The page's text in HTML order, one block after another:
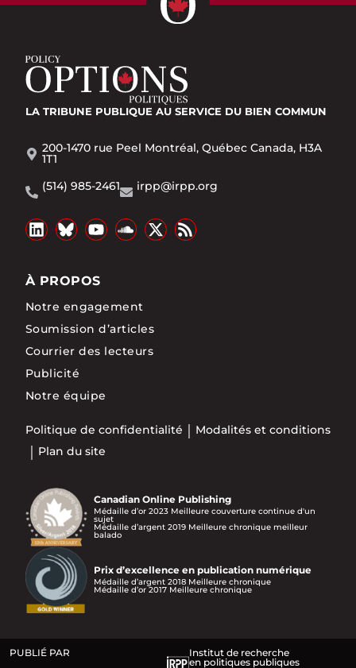
LA TRIBUNE PUBLIQUE AU SERVICE DU BIEN COMMUN
200-1470 rue Peel Montréal, Québec Canada, H3A
1T1
(514) 985-2461
irpp@irpp.org
À PROPOS
Notre engagement
Soumission d’articles
Courrier des lecteurs
Publicité
Notre équipe
Politique de confidentialité
Modalités et conditions
Plan du site
Canadian Online Publishing
Médaille d’or 2023 Meilleure couverture continue d'un
sujet
Médaille d’argent 2019 Meilleure chronique meilleur
balado
Prix d’excellence en publication numérique
Médaille d’argent 2018 Meilleure chronique
Médaille d’or 2017 Meilleure chronique
PUBLIÉ PAR
Institut de recherche
en politiques publiques